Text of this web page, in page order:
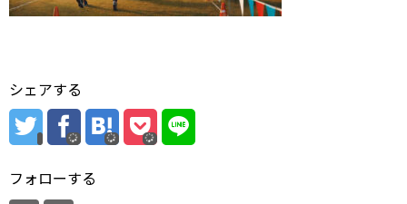
シェアする
フォローする